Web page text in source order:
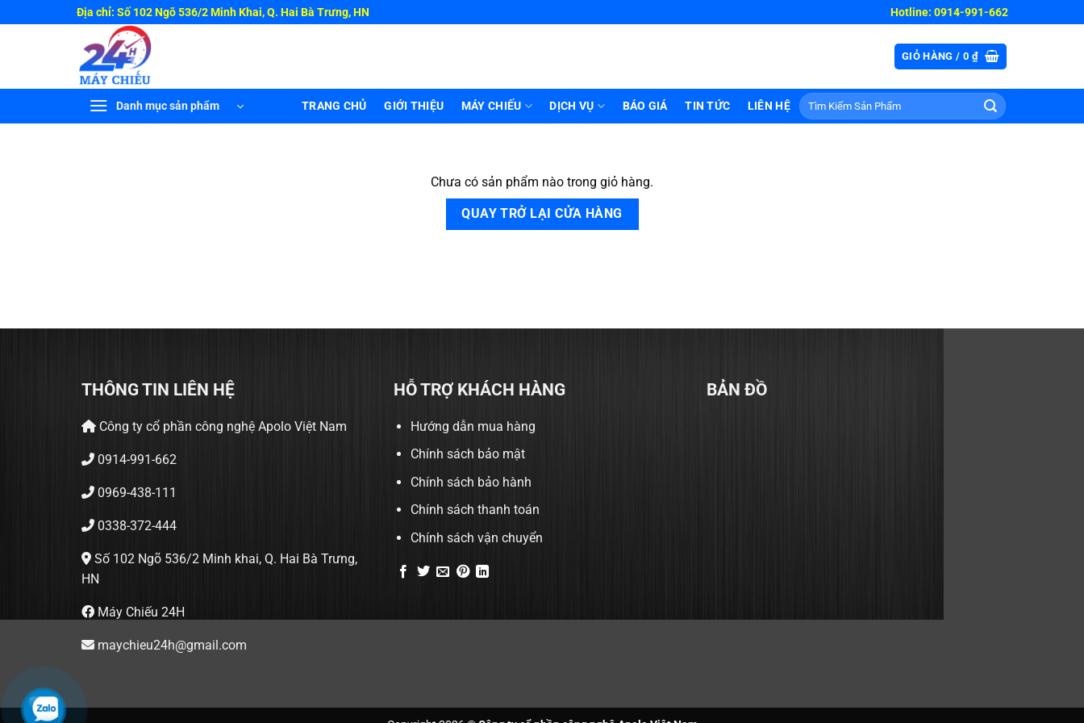
qua
Địa chỉ: Số 102 Ngõ 536/2 Minh Khai, Q. Hai Bà Trưng, HN Hotline: 0914-991-662
GIỎ HÀNG /0 ₫
Danh mục sản phẩm TRANG CHỦ GIỚI THIỆU MÁY CHIẾU DỊCH VỤ BÁO GIÁ TIN TỨC LIÊN HỆ
Tìm
kiếm:
Chưa có sản phẩm nào trong giỏ hàng.
QUAY TRỞ LẠI CỬA HÀNG
THÔNG TIN LIÊN HỆ
Công ty cổ phần công nghệ Apolo Việt Nam
0914-991-662
0969-438-111
0338-372-444
Số 102 Ngõ 536/2 Minh khai, Q. Hai Bà Trưng,
HN
Máy Chiếu 24H
maychieu24h@gmail.com
HỖ TRỢ KHÁCH HÀNG
Hướng dẫn mua hàng
Chính sách bảo mật
Chính sách bảo hành
Chính sách thanh toán
Chính sách vận chuyển
BẢN ĐỒ